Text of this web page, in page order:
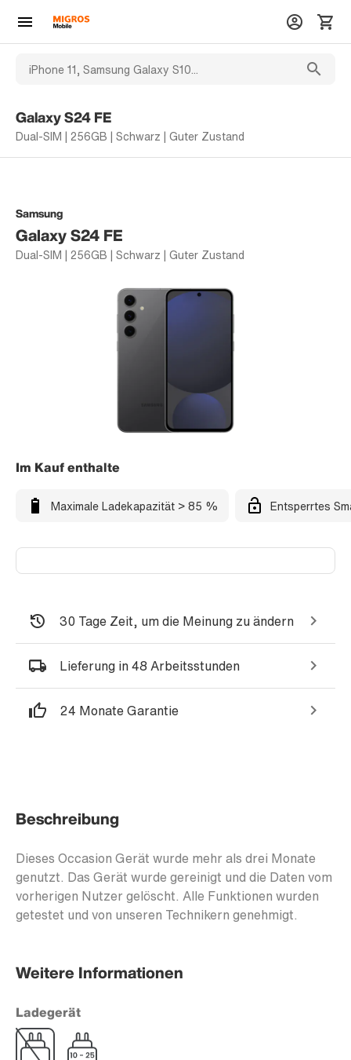
Galaxy S24 FE
Dual-SIM | 256GB | Schwarz | Guter Zustand
Samsung
Galaxy S24 FE
Dual-SIM | 256GB | Schwarz | Guter Zustand
Im Kauf enthalte
Maximale Ladekapazität > 85 % Entsperrtes
30 Tage Zeit, um die Meinung zu ändern
Lieferung in 48 Arbeitsstunden
24 Monate Garantie
Beschreibung
Dieses Occasion Gerät wurde mehr als drei Monate
genutzt. Das Gerät wurde gereinigt und die Daten vom
vorherigen Nutzer gelöscht. Alle Funktionen wurden
getestet und von unseren Technikern genehmigt.
Weitere Informationen
Ladegerät